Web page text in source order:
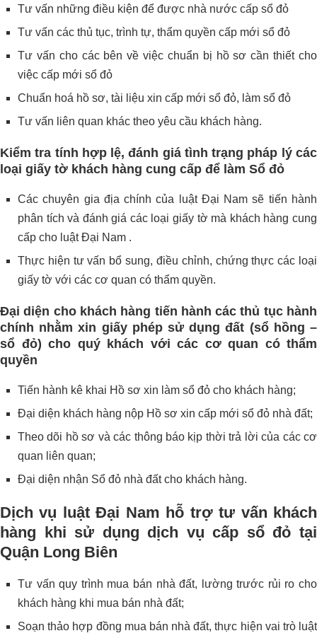
Tư vấn những điều kiện để được nhà nước cấp sổ đỏ
Tư vấn các thủ tục, trình tự, thẩm quyền cấp mới sổ đỏ
Tư vấn cho các bên về việc chuẩn bị hồ sơ cần thiết cho
việc cấp mới sổ đỏ
Chuẩn hoá hồ sơ, tài liệu xin cấp mới sổ đỏ, làm sổ đỏ
Tư vấn liên quan khác theo yêu cầu khách hàng.
Kiểm tra tính hợp lệ, đánh giá tình trạng pháp lý các
loại giấy tờ khách hàng cung cấp để làm Sổ đỏ
Các chuyên gia địa chính của luật Đại Nam sẽ tiến hành
phân tích và đánh giá các loại giấy tờ mà khách hàng cung
cấp cho luật Đại Nam .
Thực hiện tư vấn bổ sung, điều chỉnh, chứng thực các loại
giấy tờ với các cơ quan có thẩm quyền.
Đại diện cho khách hàng tiến hành các thủ tục hành
chính nhằm xin giấy phép sử dụng đất (sổ hồng –
sổ đỏ) cho quý khách với các cơ quan có thẩm
quyền
Tiến hành kê khai Hồ sơ xin làm sổ đỏ cho khách hàng;
Đại diện khách hàng nộp Hồ sơ xin cấp mới sổ đỏ nhà đất;
Theo dõi hồ sơ và các thông báo kịp thời trả lời của các cơ
quan liên quan;
Đại diện nhận Sổ đỏ nhà đất cho khách hàng.
Dịch vụ luật Đại Nam hỗ trợ tư vấn khách
hàng khi sử dụng dịch vụ cấp sổ đỏ tại
Quận Long Biên
Tư vấn quy trình mua bán nhà đất, lường trước rủi ro cho
khách hàng khi mua bán nhà đất;
Soạn thảo hợp đồng mua bán nhà đất, thực hiện vai trò luật